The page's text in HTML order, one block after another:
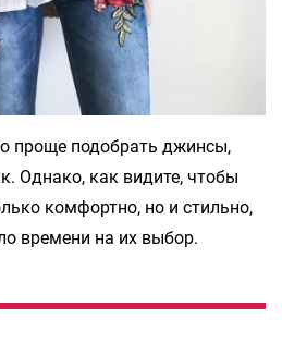
проще подобрать джинсы,
Однако, как видите, чтобы
комфортно, но и стильно,
времени на их выбор.